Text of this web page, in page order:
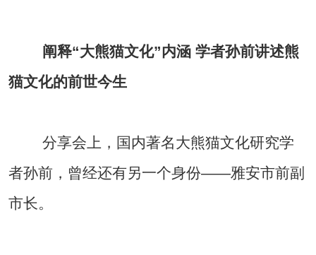
阐释“大熊猫文化”内涵 学者孙前讲述熊
猫文化的前世今生
分享会上，国内著名大熊猫文化研究学
者孙前，曾经还有另一个身份——雅安市前副
市长。